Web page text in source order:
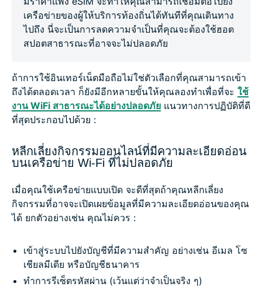
เครือข่ายของผู้ให้บริการท้องถิ่นได้ทันทีที่คุณเดินทาง
ไปถึง นี่จะเป็นการลดความจำเป็นที่คุณจะต้องใช้ฮอต
สปอตสาธารณะที่อาจจะไม่ปลอดภัย
ถ้าการใช้อินเทอร์เน็ตมือถือไม่ใช่ตัวเลือกที่คุณสามารถเข้า
ถึงได้ตลอดเวลา ก็ยังมีอีกหลายขั้นให้คุณลองทำเพื่อที่จะ ใช้
งาน WiFi สาธารณะได้อย่างปลอดภัย แนวทางการปฏิบัติที่ดี
ที่สุดประกอบไปด้วย :
หลีกเลี่ยงกิจกรรมออนไลน์ที่มีความละเอียดอ่อน
บนเครือข่าย Wi-Fi ที่ไม่ปลอดภัย
เมื่อคุณใช้เครือข่ายแบบเปิด จะดีที่สุดถ้าคุณหลีกเลี่ยง
กิจกรรมที่อาจจะเปิดเผยข้อมูลที่มีความละเอียดอ่อนของคุณ
ได้ ยกตัวอย่างเช่น คุณไม่ควร :
เข้าสู่ระบบไปยังบัญชีที่มีความสำคัญ อย่างเช่น อีเมล โซ
เชียลมีเดีย หรือบัญชีธนาคาร
ทำการรีเซ็ตรหัสผ่าน (เว้นแต่ว่าจำเป็นจริง ๆ)